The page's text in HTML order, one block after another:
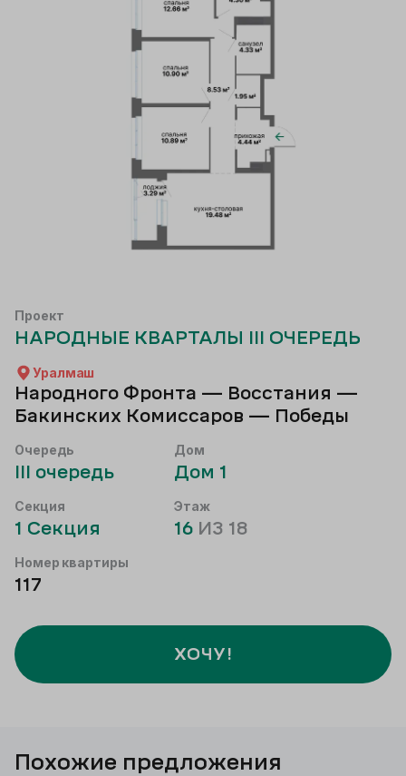
Проект
НАРОДНЫЕ КВАРТАЛЫ III ОЧЕРЕДЬ
Уралмаш
Народного Фронта — Восстания —
Бакинских Комиссаров — Победы
Очередь
III очередь
Дом
Дом 1
Секция
1 Секция
Этаж
16 ИЗ 18
Номер квартиры
117
ХОЧУ!
Похожие предложения